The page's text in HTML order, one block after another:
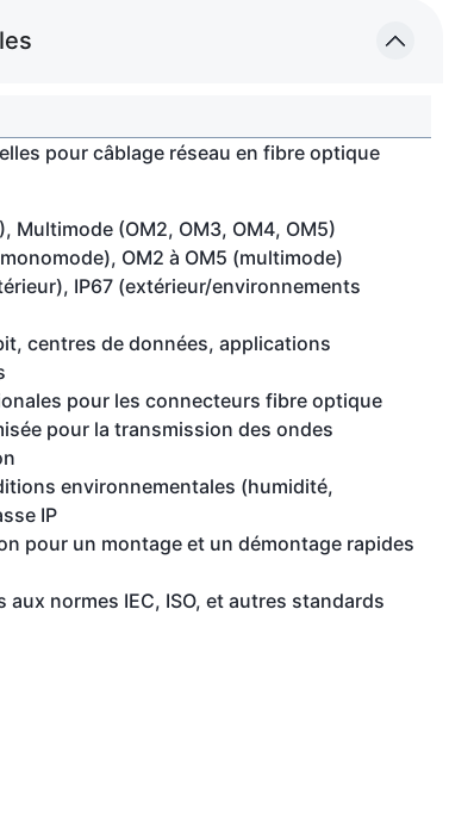
pour câblage réseau en fibre optique
Multimode (OM2, OM3, OM4, OM5)
OM2 à OM5 (multimode)
IP67 (extérieur/environnements
centres de données, applications
pour les connecteurs fibre optique
pour la transmission des ondes
environnementales (humidité,
IP
pour un montage et un démontage rapides
normes IEC, ISO, et autres standards